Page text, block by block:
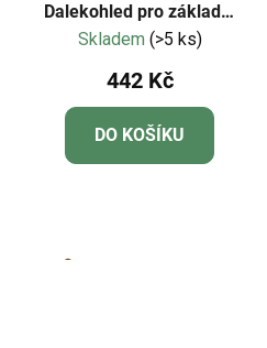
Dalekohled pro základní
vědy
Skladem (>5 ks)
442 Kč
DO KOŠÍKU